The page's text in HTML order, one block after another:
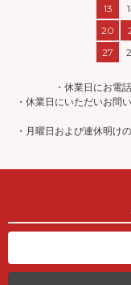
13
20
27
・休業日にお電
・休業日にいただいお問
・月曜日および連休明け